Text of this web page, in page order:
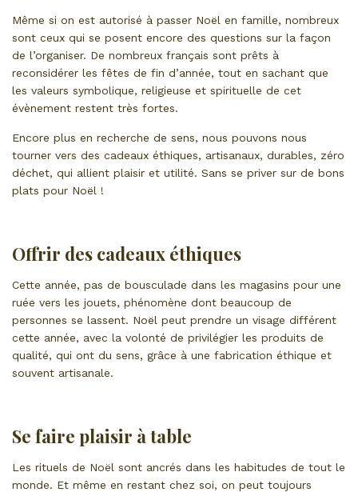
Même si on est autorisé à passer Noël en famille, nombreux
sont ceux qui se posent encore des questions sur la façon
de l’organiser. De nombreux français sont prêts à
reconsidérer les fêtes de fin d’année, tout en sachant que
les valeurs symbolique, religieuse et spirituelle de cet
évènement restent très fortes.
Encore plus en recherche de sens, nous pouvons nous
tourner vers des cadeaux éthiques, artisanaux, durables, zéro
déchet, qui allient plaisir et utilité. Sans se priver sur de bons
plats pour Noël !
Offrir des cadeaux éthiques
Cette année, pas de bousculade dans les magasins pour une
ruée vers les jouets, phénomène dont beaucoup de
personnes se lassent. Noël peut prendre un visage différent
cette année, avec la volonté de privilégier les produits de
qualité, qui ont du sens, grâce à une fabrication éthique et
souvent artisanale.
Se faire plaisir à table
Les rituels de Noël sont ancrés dans les habitudes de tout le
monde. Et même en restant chez soi, on peut toujours